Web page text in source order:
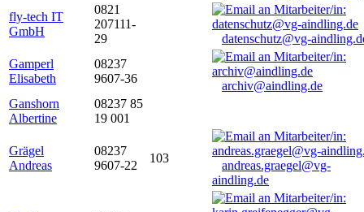
fly-tech IT
GmbH
0821
207111-
29
datenschutz@vg-
Gamperl
Elisabeth
08237
9607-36
archiv@aindling.de
Ganshorn
Albertine
08237 85
19 001
Grägel
Andreas
08237
9607-22
103
andreas.graegel@vg-
aindling.de